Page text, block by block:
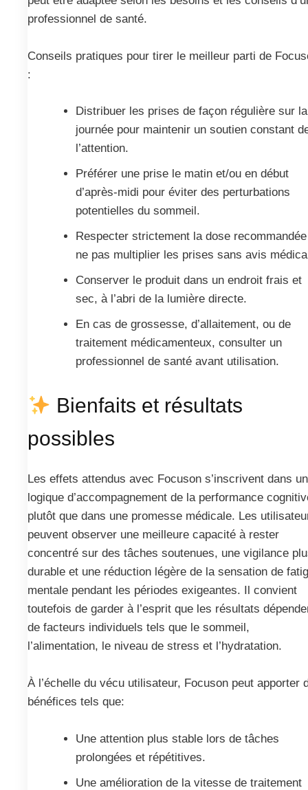
professionnel de santé.
Conseils pratiques pour tirer le meilleur parti de
:
Distribuer les prises de façon régulière sur la
journée pour maintenir un soutien constant
l’attention.
Préférer une prise le matin et/ou en début
d’après-midi pour éviter des perturbations
potentielles du sommeil.
Respecter strictement la dose
ne pas multiplier les prises sans avis
Conserver le produit dans un endroit frais et
sec, à l’abri de la lumière directe.
En cas de grossesse, d’allaitement, ou de
traitement médicamenteux, consulter un
professionnel de santé avant utilisation.
Bienfaits et résultats
possibles
Les effets attendus avec Focuson s’inscrivent dans
logique d’accompagnement de la performance
plutôt que dans une promesse médicale. Les
peuvent observer une meilleure capacité à rester
concentré sur des tâches soutenues, une vigilance
durable et une réduction légère de la sensation de
mentale pendant les périodes exigeantes. Il convient
toutefois de garder à l’esprit que les résultats
de facteurs individuels tels que le sommeil,
l’alimentation, le niveau de stress et l’hydratation.
À l’échelle du vécu utilisateur, Focuson peut apporter
bénéfices tels que:
Une attention plus stable lors de tâches
prolongées et répétitives.
Une amélioration de la vitesse de traitement